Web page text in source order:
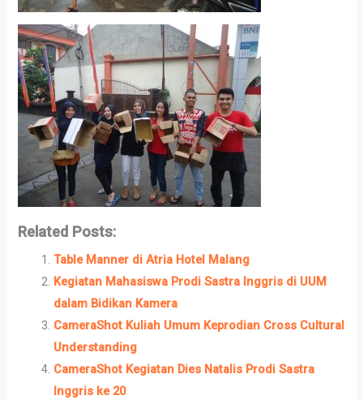
Related Posts:
Table Manner di Atria Hotel Malang
Kegiatan Mahasiswa Prodi Sastra Inggris di UUM
dalam Bidikan Kamera
CameraShot Kuliah Umum Keprodian Cross Cultural
Understanding
CameraShot Kegiatan Dies Natalis Prodi Sastra
Inggris ke 20